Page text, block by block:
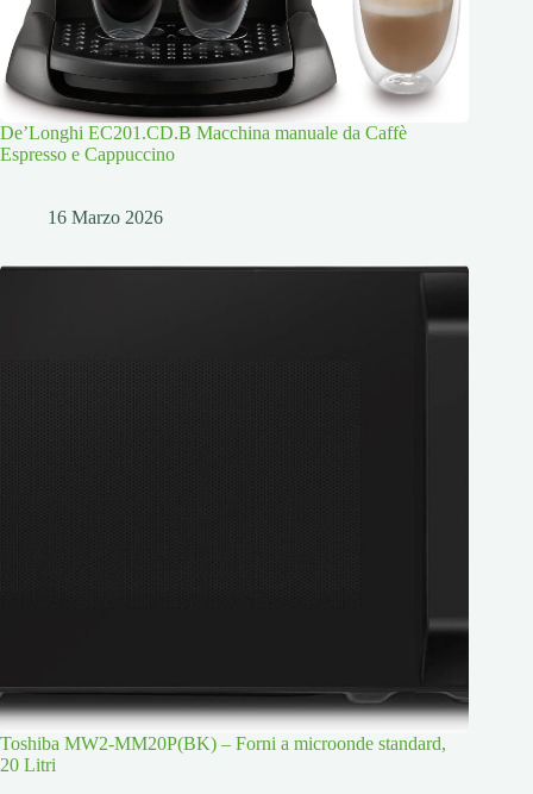
De’Longhi EC201.CD.B Macchina manuale da Caffè
Espresso e Cappuccino
16 Marzo 2026
Toshiba MW2-MM20P(BK) – Forni a microonde standard,
20 Litri